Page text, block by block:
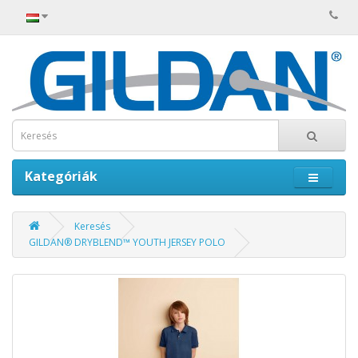
Kategóriák
Keresés
GILDAN® DRYBLEND™ YOUTH JERSEY POLO